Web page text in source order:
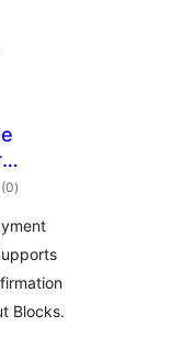
(0مجموعی
درجہ
)
Blocks.